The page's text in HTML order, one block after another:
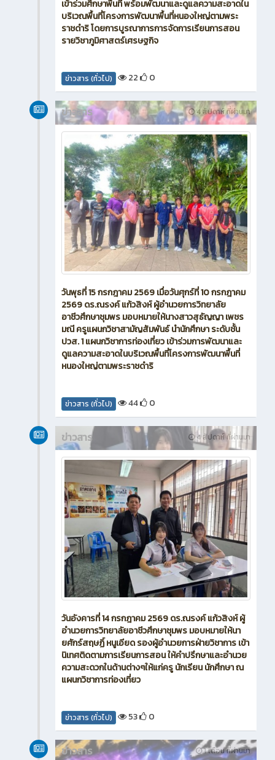
วันพุธที่ 22 กรกฎาคม 2569 ดร.ณรงค์ แก้วสิงห์ ผู้
อำนวยการวิทยาลัยอาชีวศึกษาชุมพร มอบหมายให้
นางสาวสุธัญญา เพชรมณี ครูแผนกวิชาสามัญสัมพันธ์
นำนักเรียน ระดับชั้น ปวช. 1/1 แผนกวิชาการท่องเที่ยว
ราชดำริ โดยการบูรณาการการจัดการเรียนการสอน
รายวิชาภูมิศาสตร์เศรษฐกิจ
ข่าวสาร (ทั่วไป) 22 0
4 สัปดาห์ ที่ผ่านมา
ข่าวสาร
วันพุธที่ 15 กรกฎาคม 2569 เมื่อวันศุกร์ที่ 10 กรกฎาคม
2569 ดร.ณรงค์ แก้วสิงห์ ผู้อำนวยการวิทยาลัย
อาชีวศึกษาชุมพร มอบหมายให้นางสาวสุธัญญา เพชร
ดูแลความสะอาดในบริเวณพื้นที่โครงการพัฒนาพื้นที่
หนองใหญ่ตามพระราชดำริ
ข่าวสาร (ทั่วไป) 44 0
4 สัปดาห์ ที่ผ่านมา
ข่าวสาร
วันอังคารที่ 14 กรกฎาคม 2569 ดร.ณรงค์ แก้วสิงห์ ผู้
อำนวยการวิทยาลัยอาชีวศึกษาชุมพร มอบหมายให้นา
ความสะดวกในด้านต่างๆให้แก่ครู นักเรียน นักศึกษา ณ
แผนกวิชาการท่องเที่ยว